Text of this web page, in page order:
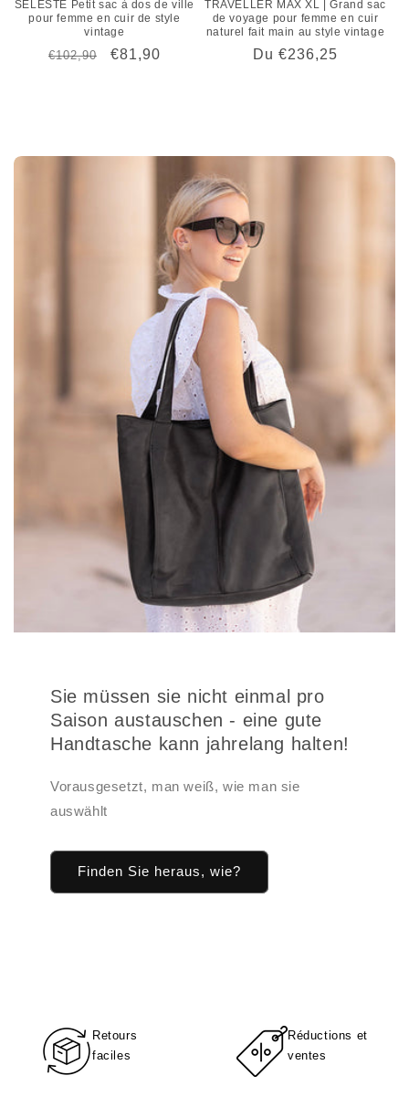
SELESTE Petit sac à dos de ville
pour femme en cuir de style
vintage
Prix
€102,90
Prix
€81,90
TRAVELLER MAX XL | Grand sac
de voyage pour femme en cuir
naturel fait main au style vintage
Prix
Du €236,25
Sie müssen sie nicht einmal pro
Saison austauschen - eine gute
Handtasche kann jahrelang halten!
Vorausgesetzt, man weiß, wie man sie
auswählt
Finden Sie heraus, wie?
Retours
faciles
Réductions et
ventes